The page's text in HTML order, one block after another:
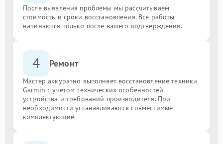
После выявления проблемы мы рассчитываем
стоимость и сроки восстановления. Все работы
начинаются только после вашего подтверждения.
4 Ремонт
Мастер аккуратно выполняет восстановление техники
Garmin с учётом технических особенностей
устройства и требований производителя. При
необходимости устанавливаются совместимые
комплектующие.